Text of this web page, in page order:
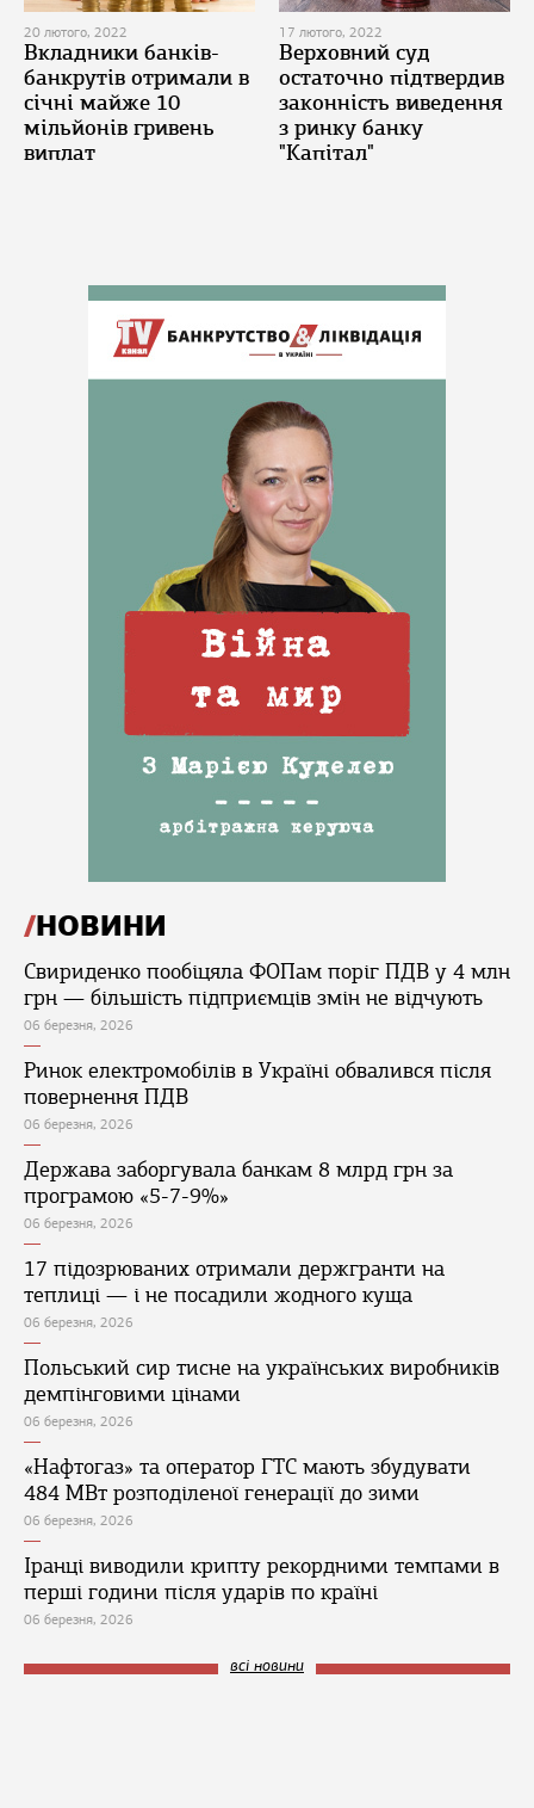
20 лютого, 2022
Вкладники банків-
банкрутів отримали в
січні майже 10
мільйонів гривень
виплат
17 лютого, 2022
Верховний суд
остаточно підтвердив
законність виведення
з ринку банку
"Капітал"
НОВИНИ
Свириденко пообіцяла ФОПам поріг ПДВ у 4 млн
грн — більшість підприємців змін не відчують
06 березня, 2026
Ринок електромобілів в Україні обвалився після
повернення ПДВ
06 березня, 2026
Держава заборгувала банкам 8 млрд грн за
програмою «5-7-9%»
06 березня, 2026
17 підозрюваних отримали держгранти на
теплиці — і не посадили жодного куща
06 березня, 2026
Польський сир тисне на українських виробників
демпінговими цінами
06 березня, 2026
«Нафтогаз» та оператор ГТС мають збудувати
484 МВт розподіленої генерації до зими
06 березня, 2026
Іранці виводили крипту рекордними темпами в
перші години після ударів по країні
06 березня, 2026
всі новини